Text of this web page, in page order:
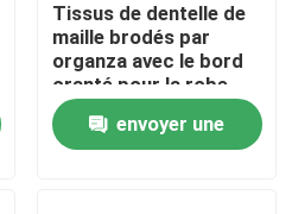
Tissus de dentelle de
maille brodés par
organza avec le bord
cranté pour la robe
par l'intermédiaire
d'OEKO TEXenvoyer une